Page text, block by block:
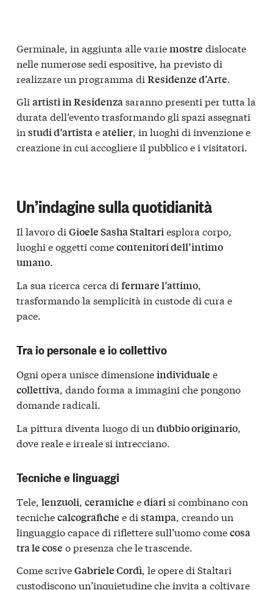
Germinale, in aggiunta alle variemostre dislocate
nelle numerose sedi espositive, ha previsto di
realizzare un programma di Residenze d’Arte.
Gli artisti in Residenzasaranno presenti per tutta la
durata dell’evento trasformando gli spazi assegnati
in studi d’artistaeatelier, in luoghi di invenzione e
creazione in cui accogliere il pubblico e i visitatori.
Un’indagine sulla quotidianità
Il lavoro di Gioele Sasha Staltariesplora corpo,
luoghi e oggetti comecontenitori dell’intimo
umano.
La sua ricerca cerca di fermare l’attimo,
trasformando la semplicità in custode di cura e
pace.
Tra io personale e io collettivo
Ogni opera unisce dimensioneindividuale e
collettiva, dando forma a immagini che pongono
domande radicali.
La pittura diventa luogo di un dubbio originario
dove reale e irreale si intrecciano.
Tecniche e linguaggi
Tele, lenzuoli, ceramiche ediarisi combinano con
tecnichecalcografiche e di stampa, creando un
linguaggio capace di riflettere sull’uomo comecosa
tra le cose o presenza che le trascende.
Come scriveGabriele Cordì, le opere di Staltari
custodiscono un’inquietudine che invita a coltivare